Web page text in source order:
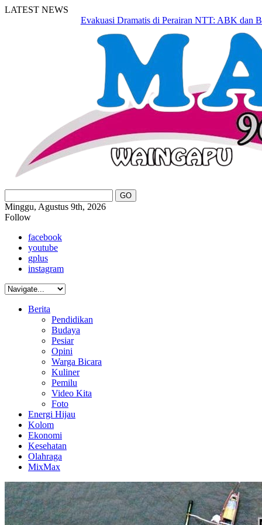
LATEST NEWS
Evakuasi Dramatis di Perairan NTT: ABK dan
Minggu, Agustus 9th, 2026
Follow
facebook
youtube
gplus
instagram
Berita
Pendidikan
Budaya
Pesiar
Opini
Warga Bicara
Kuliner
Pemilu
Video Kita
Foto
Energi Hijau
Kolom
Ekonomi
Kesehatan
Olahraga
MixMax